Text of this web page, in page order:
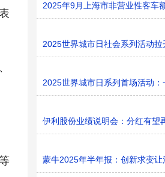
2025年9月上海市非营业性客车
2025世界城市日社会系列活动
2025世界城市日系列首场活动：
伊利股份业绩说明会：分红有望
蒙牛2025年半年报：创新求变